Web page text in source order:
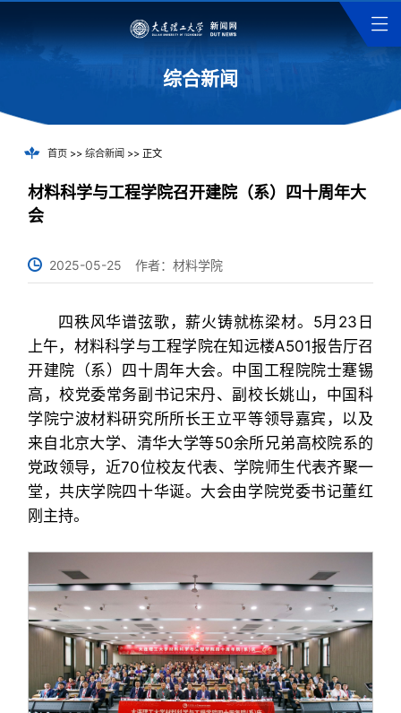
综合新闻
首页>> 综合新闻 >> 正文
材料科学与工程学院召开建院（系）四十周年大
会
2025-05-25 作者：材料学院
四秩风华谱弦歌，薪火铸就栋梁材。5月23日
上午，材料科学与工程学院在知远楼A501报告厅召
开建院（系）四十周年大会。中国工程院院士蹇锡
高，校党委常务副书记宋丹、副校长姚山，中国科
学院宁波材料研究所所长王立平等领导嘉宾，以及
来自北京大学、清华大学等50余所兄弟高校院系的
党政领导，近70位校友代表、学院师生代表齐聚一
堂，共庆学院四十华诞。大会由学院党委书记董红
刚主持。